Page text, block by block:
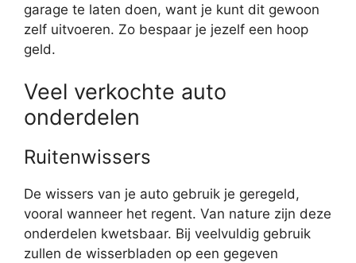
garage te laten doen, want je kunt dit gewoon
zelf uitvoeren. Zo bespaar je jezelf een hoop
geld.
Veel verkochte auto
onderdelen
Ruitenwissers
De wissers van je auto gebruik je geregeld,
vooral wanneer het regent. Van nature zijn deze
onderdelen kwetsbaar. Bij veelvuldig gebruik
zullen de wisserbladen op een gegeven